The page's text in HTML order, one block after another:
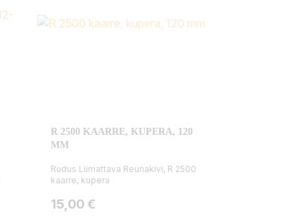
R 2500 KAARRE, KUPERA, 120
MM
Rudus Liimattava Reunakivi, R 2500
kaarre, kupera
Hinta
15,00 €